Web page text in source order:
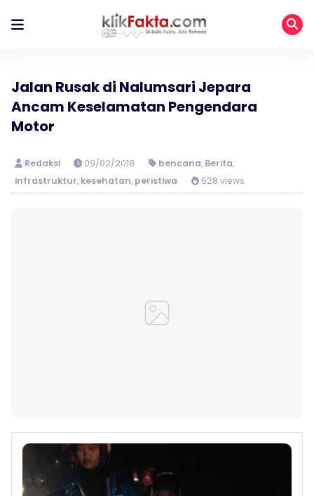
Jalan Rusak di Nalumsari Jepara
Ancam Keselamatan Pengendara
Motor
Redaksi 09/02/2018 bencana, Berita,
infrastruktur, kesehatan, peristiwa 528 views